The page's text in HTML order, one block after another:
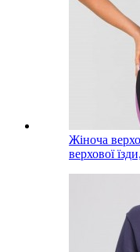
Жіноча
верхової